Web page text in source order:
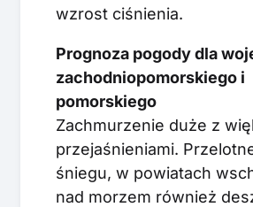
wzrost ciśnienia.
Prognoza pogody dla
zachodniopomorskiego i
pomorskiego
Zachmurzenie duże z
przejaśnieniami.
śniegu, w powiatach
nad morzem również